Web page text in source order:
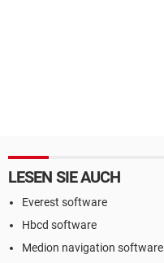
LESEN SIE AUCH
Everest software
Hbcd software
Medion navigation software